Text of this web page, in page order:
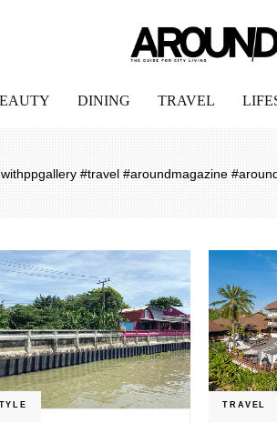
DINING TRAVEL
#travel #aroundmagazine
TRAVEL